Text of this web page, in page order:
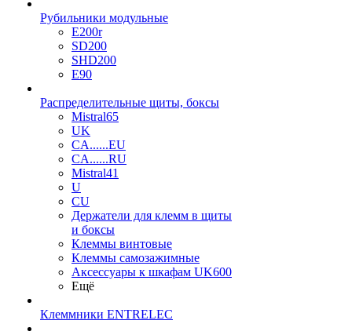
Рубильники модульные
E200r
SD200
SHD200
E90
Распределительные щиты, боксы
Mistral65
UK
CA......EU
CA......RU
Mistral41
U
CU
Держатели для клемм в щиты
и боксы
Клеммы винтовые
Клеммы самозажимные
Аксессуары к шкафам UK600
Ещё
Клеммники ENTRELEC